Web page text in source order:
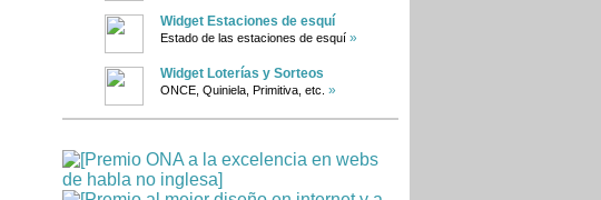
Widget Estaciones de esquí
Estado de las estaciones de esquí »
Widget Loterías y Sorteos
ONCE, Quiniela, Primitiva, etc. »